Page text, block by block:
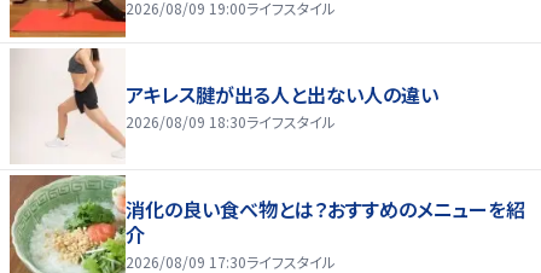
2026/08/09 19:00ライフスタイル
アキレス腱が出る人と出ない人の違い
2026/08/09 18:30ライフスタイル
消化の良い食べ物とは？おすすめのメニューを紹
介
2026/08/09 17:30ライフスタイル